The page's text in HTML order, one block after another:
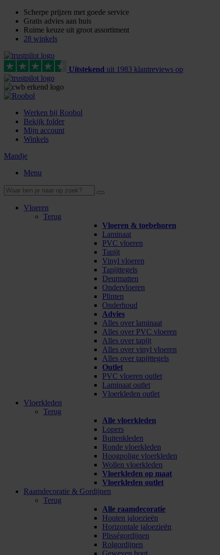
Scherpe prijzen met goede service
Gratis advies aan huis
Ruime keuze uit groot assortiment
28 winkels
Uitstekend uit 1983 klantreviews op
Werken bij Roobol
Bekijk folder
Mijn account
Winkels
Mandje
Menu
Vloeren
Terug
Vloeren & toebehoren
Laminaat
PVC vloeren
Tapijt
Vinyl vloeren
Tapijttegels
Deurmatten
Ondervloeren
Plinten
Onderhoud
Advies
Alles over laminaat
Alles over PVC vloeren
Alles over tapijt
Alles over vinyl vloeren
Alles over tapijttegels
Outlet
PVC vloeren outlet
Laminaat outlet
Vloerkleden outlet
Vloerkleden
Terug
Alle vloerkleden
Lopers
Buitenkleden
Ronde vloerkleden
Hoogpolige vloerkleden
Wollen vloerkleden
Vloerkleden op maat
Vloerkleden outlet
Raamdecoratie & Gordijnen
Terug
Alle raamdecoratie
Houten jaloezieën
Horizontale jaloezieën
Plisségordijnen
Rolgordijnen
Geweven hout